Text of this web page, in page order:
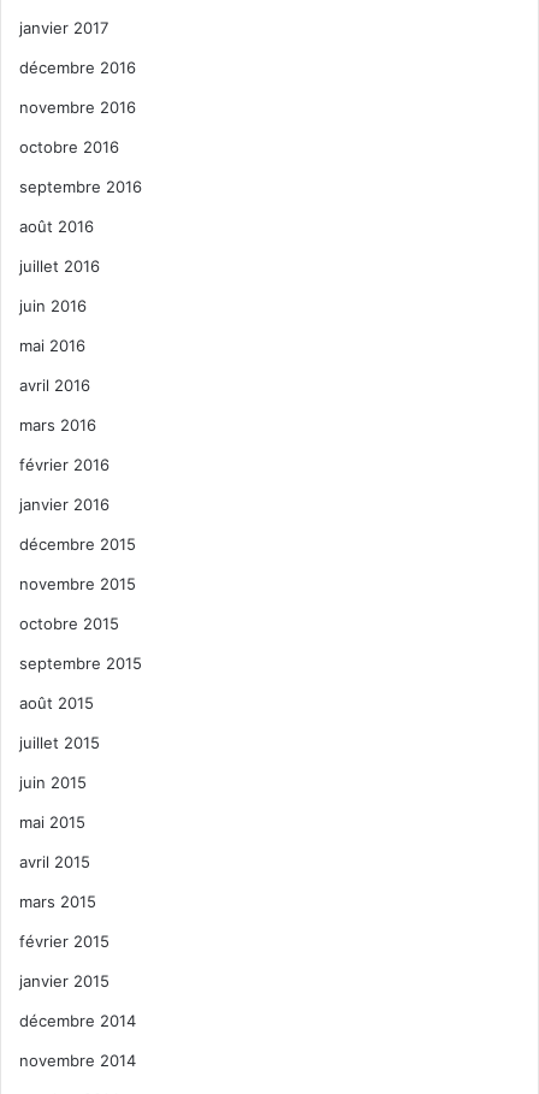
janvier 2017
décembre 2016
novembre 2016
octobre 2016
septembre 2016
août 2016
juillet 2016
juin 2016
mai 2016
avril 2016
mars 2016
février 2016
janvier 2016
décembre 2015
novembre 2015
octobre 2015
septembre 2015
août 2015
juillet 2015
juin 2015
mai 2015
avril 2015
mars 2015
février 2015
janvier 2015
décembre 2014
novembre 2014